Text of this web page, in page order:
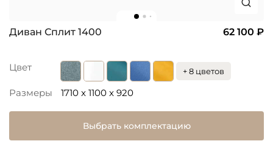
Диван Сплит 1400 62 100 ₽
Цвет + 8 цветов
Размеры 1710 x 1100 x 920
Выбрать комплектацию